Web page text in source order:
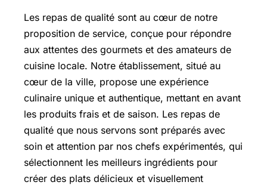
Les repas de qualité sont au cœur de notre
proposition de service, conçue pour répondre
aux attentes des gourmets et des amateurs de
cuisine locale. Notre établissement, situé au
cœur de la ville, propose une expérience
culinaire unique et authentique, mettant en avant
les produits frais et de saison. Les repas de
qualité que nous servons sont préparés avec
soin et attention par nos chefs expérimentés, qui
sélectionnent les meilleurs ingrédients pour
créer des plats délicieux et visuellement